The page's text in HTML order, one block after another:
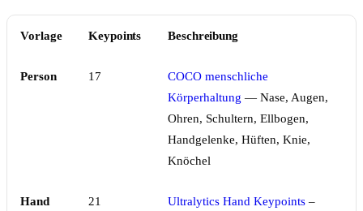
Vorlage Keypoints Beschreibung
Person 17
COCO menschliche
Körperhaltung — Nase, Augen,
Ohren, Schultern, Ellbogen,
Handgelenke, Hüften, Knie,
Knöchel
Hand 21 Ultralytics Hand Keypoints –